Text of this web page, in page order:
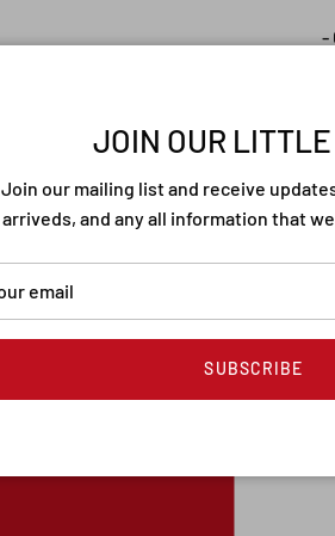
-
JOIN OUR
Join our mailing list and receive
arriveds, and any all information that
SUBSCRIBE